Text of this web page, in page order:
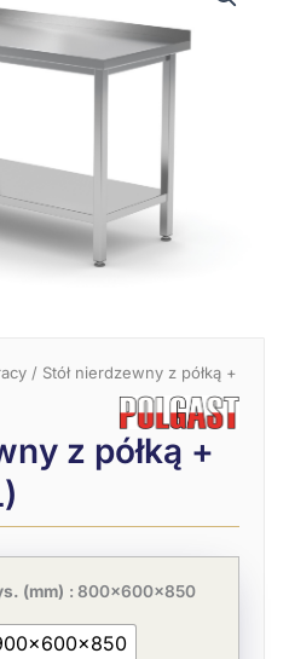
/ Stół nierdzewny z półką +
z półką +
(mm) : 800x600x850